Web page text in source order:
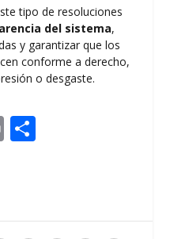
tipo de resoluciones
del sistema,
y garantizar que los
conforme a derecho,
o desgaste.
Pr
ar